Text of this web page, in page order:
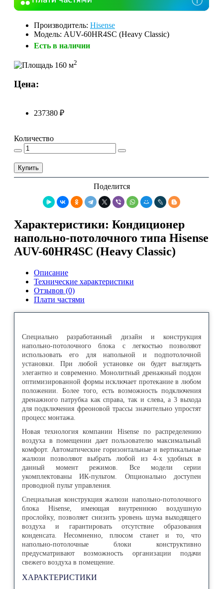
Производитель: Hisense
Модель: AUV-60HR4SC (Heavy Classic)
Есть в наличии
160 м2
Цена:
237380 ₽
Количество
Купить
Поделится
Характеристики: Кондиционер
напольно-потолочного типа Hisense
AUV-60HR4SC (Heavy Classic)
Описание
Технические характеристики
Отзывов (0)
Плати частями
Специально разработанный дизайн и конструкция
напольно-потолочного блока с легкостью позволяют
использовать его для напольной и подпотолочной
установки. При любой установке он будет выглядеть
элегантно и современно. Монолитный дренажный поддон
оптимизированной формы исключает протекание в любом
положении. Более того, есть возможность подключения
дренажного патрубка как справа, так и слева, а 3 выхода
для подключения фреоновой трассы значительно упростят
процесс монтажа.
Новая технология компании Hisense по распределению
воздуха в помещении дает пользователю максимальный
комфорт. Автоматические горизонтальные и вертикальные
жалюзи позволяют выбрать любой из 4-х удобных в
данный момент режимов. Все модели серии
укомплектованы ИК-пультом. Опционально доступен
проводной пульт управления.
Специальная конструкция жалюзи напольно-потолочного
блока Hisense, имеющая внутреннюю воздушную
прослойку, позволяет снизить уровень шума выходящего
воздуха и гарантировать отсутствие образования
конденсата. Несомненно, плюсом станет и то, что
напольно-потолочные блоки конструктивно
предусматривают возможность организации подачи
свежего воздуха в помещение.
ХАРАКТЕРИСТИКИ